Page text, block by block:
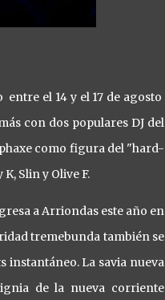
el 14 y el 17 de agosto
con dos populares DJ del
como figura del "hard-
Slin y Olive F.
a Arriondas este año en
tremebunda también se
instantáneo. La savia nueva
de la nueva corriente